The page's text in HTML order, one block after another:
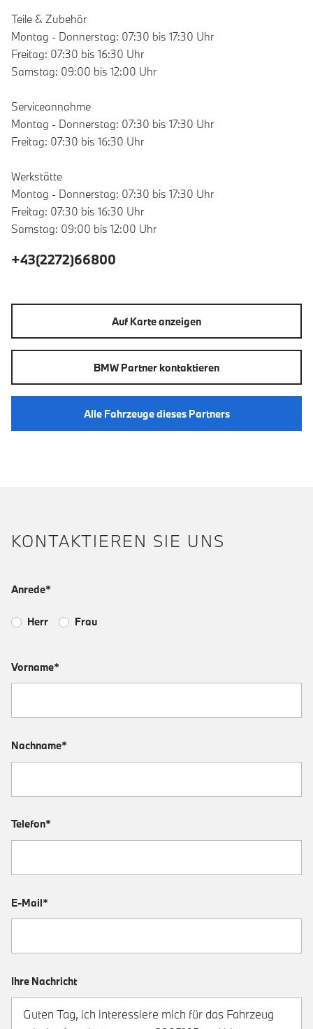
Teile & Zubehör
Montag - Donnerstag: 07:30 bis 17:30 Uhr
Freitag: 07:30 bis 16:30 Uhr
Samstag: 09:00 bis 12:00 Uhr
Serviceannahme
Montag - Donnerstag: 07:30 bis 17:30 Uhr
Freitag: 07:30 bis 16:30 Uhr
Werkstätte
Montag - Donnerstag: 07:30 bis 17:30 Uhr
Freitag: 07:30 bis 16:30 Uhr
Samstag: 09:00 bis 12:00 Uhr
+43(2272)66800
Auf Karte anzeigen
BMW Partner kontaktieren
Alle Fahrzeuge dieses Partners
KONTAKTIEREN SIE UNS
Anrede*
Herr Frau
Vorname*
Nachname*
Telefon*
E-Mail*
Ihre Nachricht